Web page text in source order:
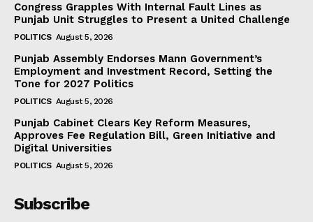
Congress Grapples With Internal Fault Lines as
Punjab Unit Struggles to Present a United Challenge
POLITICS August 5, 2026
Punjab Assembly Endorses Mann Government’s
Employment and Investment Record, Setting the
Tone for 2027 Politics
POLITICS August 5, 2026
Punjab Cabinet Clears Key Reform Measures,
Approves Fee Regulation Bill, Green Initiative and
Digital Universities
POLITICS August 5, 2026
Subscribe